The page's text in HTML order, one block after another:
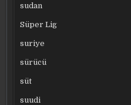
sudan
Süper Lig
suriye
sürücü
süt
suudi